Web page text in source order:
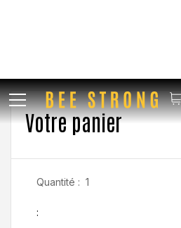
Votre panier
Quantité : 1
: